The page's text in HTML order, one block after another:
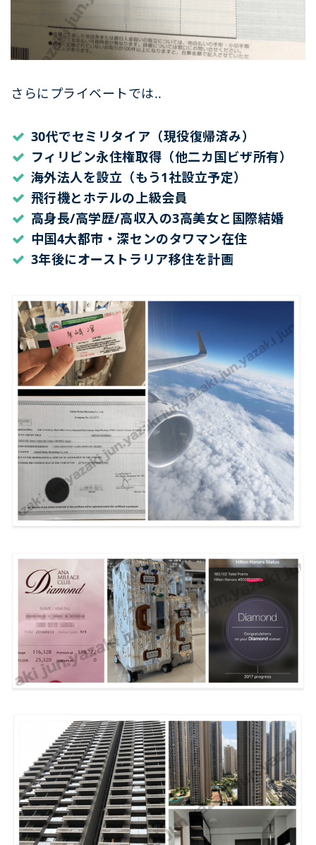
さらにプライベートでは..
30代でセミリタイア（現役復帰済み）
フィリピン永住権取得（他二カ国ビザ所有）
海外法人を設立（もう1社設立予定）
飛行機とホテルの上級会員
高身長/高学歴/高収入の3高美女と国際結婚
中国4大都市・深センのタワマン在住
3年後にオーストラリア移住を計画